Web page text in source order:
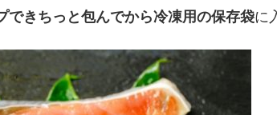
できちっと包んでから冷凍用の保存袋に